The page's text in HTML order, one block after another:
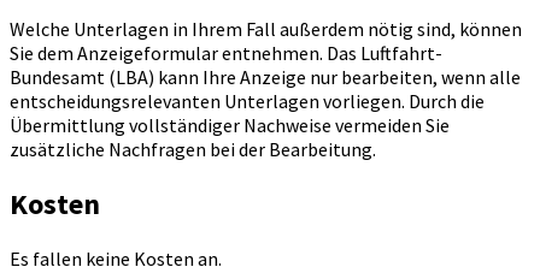
Welche Unterlagen in Ihrem Fall außerdem nötig sind, können
Sie dem Anzeigeformular entnehmen. Das Luftfahrt-
Bundesamt (LBA) kann Ihre Anzeige nur bearbeiten, wenn alle
entscheidungsrelevanten Unterlagen vorliegen. Durch die
Übermittlung vollständiger Nachweise vermeiden Sie
zusätzliche Nachfragen bei der Bearbeitung.
Kosten
Es fallen keine Kosten an.